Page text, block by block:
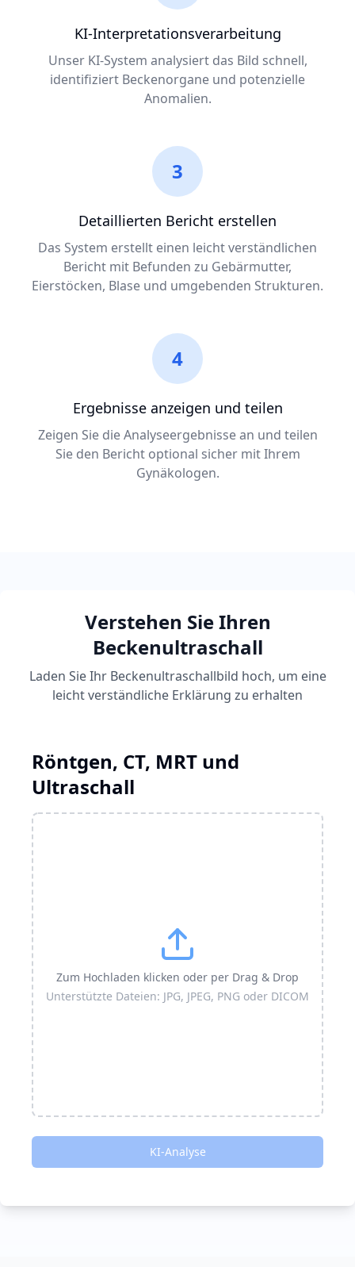
KI-Interpretationsverarbeitung
Unser KI-System analysiert das Bild schnell,
identifiziert Beckenorgane und potenzielle
Anomalien.
3
Detaillierten Bericht erstellen
Das System erstellt einen leicht verständlichen
Bericht mit Befunden zu Gebärmutter,
Eierstöcken, Blase und umgebenden Strukturen.
4
Ergebnisse anzeigen und teilen
Zeigen Sie die Analyseergebnisse an und teilen
Sie den Bericht optional sicher mit Ihrem
Gynäkologen.
Verstehen Sie Ihren
Beckenultraschall
Laden Sie Ihr Beckenultraschallbild hoch, um eine
leicht verständliche Erklärung zu erhalten
Röntgen, CT, MRT und
Ultraschall
Zum Hochladen klicken oder per Drag & Drop
Unterstützte Dateien: JPG, JPEG, PNG oder DICOM
KI-Analyse